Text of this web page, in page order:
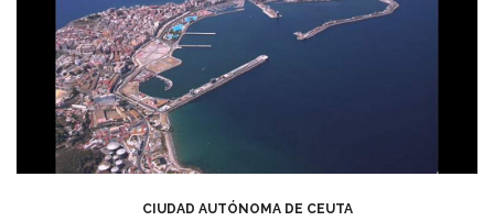
CIUDAD AUTÓNOMA DE CEUTA